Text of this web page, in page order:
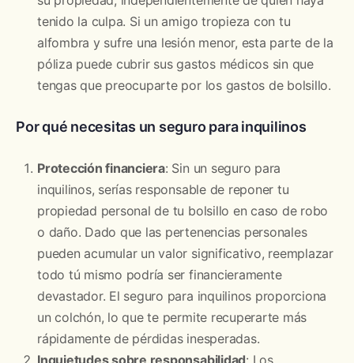
tenido la culpa. Si un amigo tropieza con tu
alfombra y sufre una lesión menor, esta parte de la
póliza puede cubrir sus gastos médicos sin que
tengas que preocuparte por los gastos de bolsillo.
Por qué necesitas un seguro para inquilinos
Protección financiera: Sin un seguro para
inquilinos, serías responsable de reponer tu
propiedad personal de tu bolsillo en caso de robo
o daño. Dado que las pertenencias personales
pueden acumular un valor significativo, reemplazar
todo tú mismo podría ser financieramente
devastador. El seguro para inquilinos proporciona
un colchón, lo que te permite recuperarte más
rápidamente de pérdidas inesperadas.